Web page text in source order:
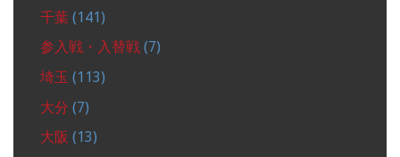
千葉 (141)
参入戦・入替戦 (7)
埼玉 (113)
大分 (7)
大阪 (13)